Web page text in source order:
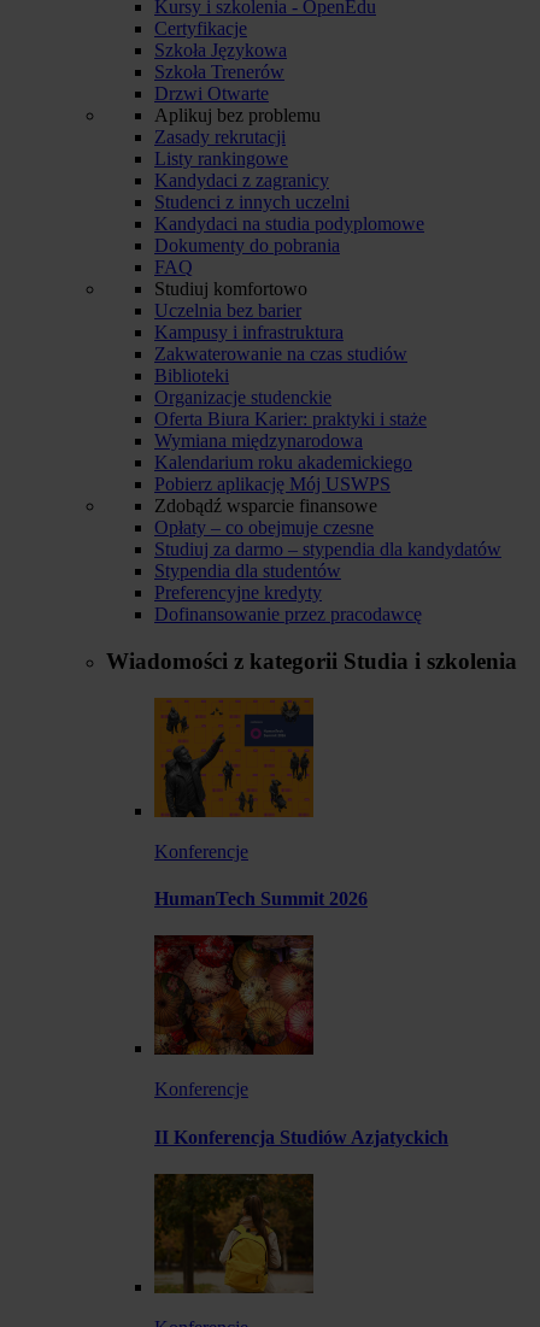
Kursy i szkolenia - OpenEdu
Certyfikacje
Szkoła Językowa
Szkoła Trenerów
Drzwi Otwarte
Aplikuj bez problemu
Zasady rekrutacji
Listy rankingowe
Kandydaci z zagranicy
Studenci z innych uczelni
Kandydaci na studia podyplomowe
Dokumenty do pobrania
FAQ
Studiuj komfortowo
Uczelnia bez barier
Kampusy i infrastruktura
Zakwaterowanie na czas studiów
Biblioteki
Organizacje studenckie
Oferta Biura Karier: praktyki i staże
Wymiana międzynarodowa
Kalendarium roku akademickiego
Pobierz aplikację Mój USWPS
Zdobądź wsparcie finansowe
Opłaty – co obejmuje czesne
Studiuj za darmo – stypendia dla kandydatów
Stypendia dla studentów
Preferencyjne kredyty
Dofinansowanie przez pracodawcę
Wiadomości z kategorii Studia i szkolenia
Konferencje
HumanTech Summit 2026
Konferencje
II Konferencja Studiów Azjatyckich